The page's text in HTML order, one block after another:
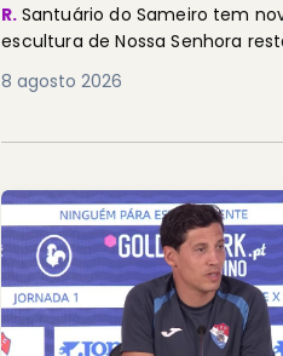
R. Santuário do Sameiro tem
escultura de Nossa Senhora
8 agosto 2026